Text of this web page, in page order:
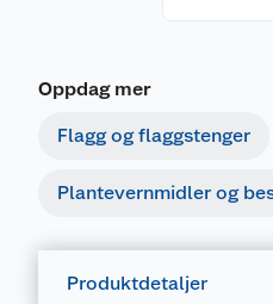
Oppdag mer
Flagg og flaggstenger
Plantevernmidler og
Produktdetaljer